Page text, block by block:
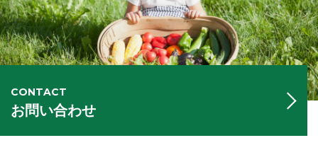
CONTACT
お問い合わせ